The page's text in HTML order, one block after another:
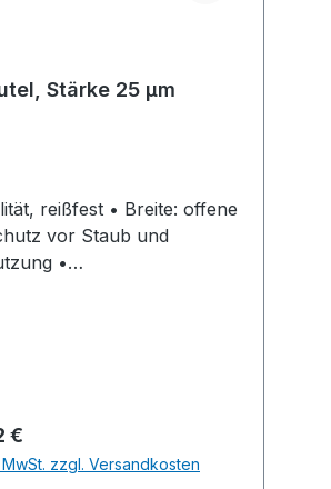
Flachbeutel, Stärke 25 µm
• Breite: offene
•
Diphenylether
auf Anfrage erhalten Sie
€
zzgl. Versandkosten